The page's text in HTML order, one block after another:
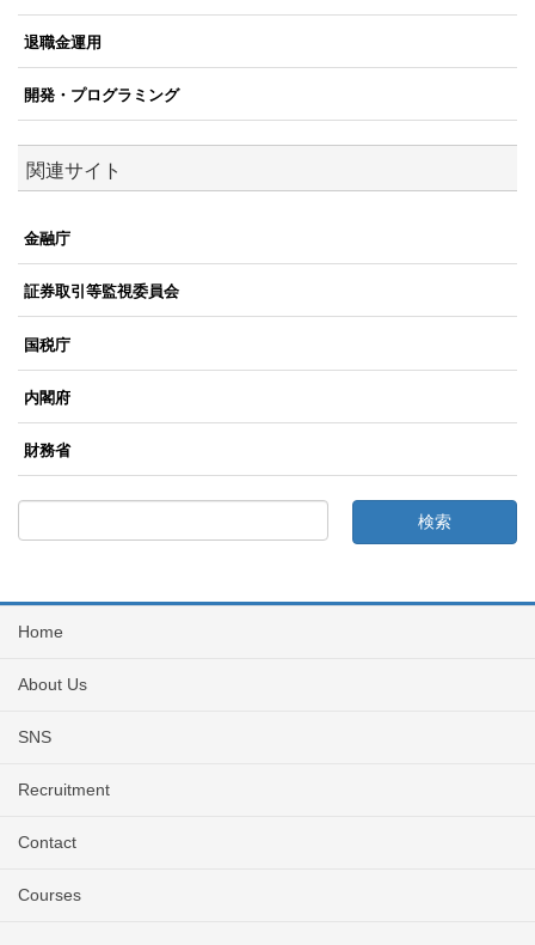
退職金運用
開発・プログラミング
関連サイト
金融庁
証券取引等監視委員会
国税庁
内閣府
財務省
Home
About Us
SNS
Recruitment
Contact
Courses